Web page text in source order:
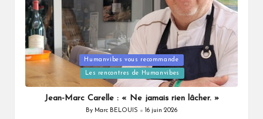
Posted
Humanvibes vous recommande
Les rencontres de Humanvibes
Jean-Marc Carelle : « Ne jamais rien lâcher. »
Posted
By Marc BELOUIS 16 juin 2026